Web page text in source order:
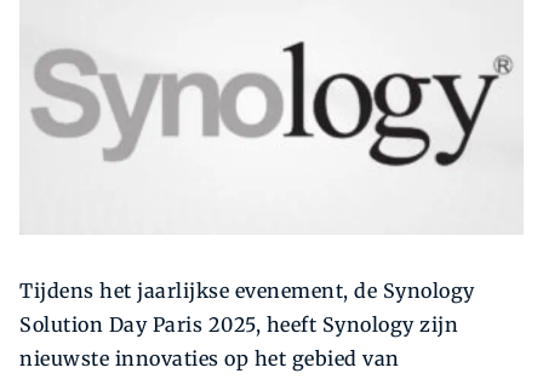
Zoeken Zoek
Tijdens het jaarlijkse evenement, de Synology
Solution Day Paris 2025, heeft Synology zijn
nieuwste innovaties op het gebied van